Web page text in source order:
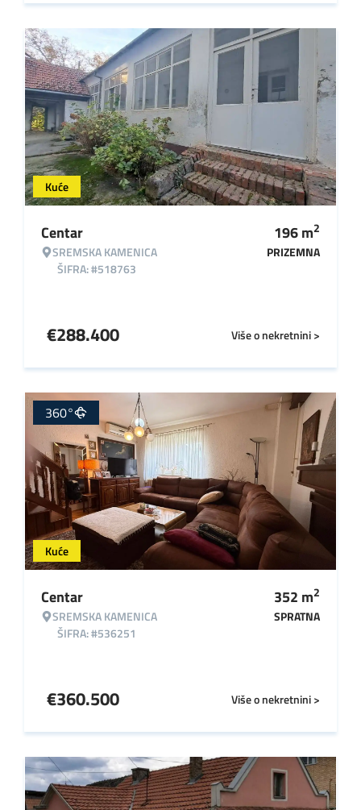
Kuće
Centar
SREMSKA KAMENICA
ŠIFRA: #518763
196m2
PRIZEMNA
Više o nekretnini >
€288.400
Kuće
360°
Centar
SREMSKA KAMENICA
ŠIFRA: #536251
352 m2
SPRATNA
Više o nekretnini >
€360.500